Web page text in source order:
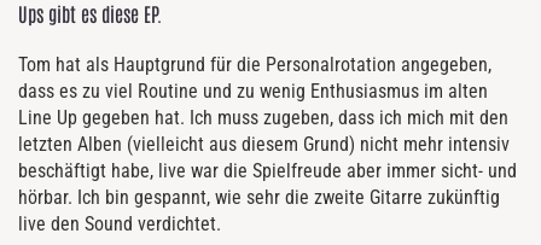
Ups gibt es diese EP.
Tom hat als Hauptgrund für die Personalrotation angegeben,
dass es zu viel Routine und zu wenig Enthusiasmus im alten
Line Up gegeben hat. Ich muss zugeben, dass ich mich mit den
letzten Alben (vielleicht aus diesem Grund) nicht mehr intensiv
beschäftigt habe, live war die Spielfreude aber immer sicht- und
hörbar. Ich bin gespannt, wie sehr die zweite Gitarre zukünftig
live den Sound verdichtet.